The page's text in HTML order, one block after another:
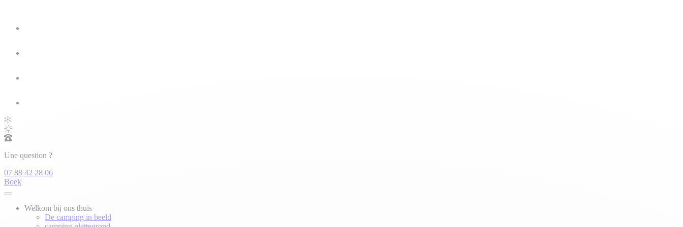
Une question ?
07 88 42 28 06
Boek
Welkom bij ons thuis
De camping in beeld